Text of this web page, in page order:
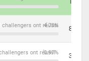
4.73%
challengers ont réussi 8
0.97%
ont réussi 3